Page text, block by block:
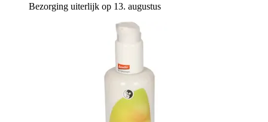
Bezorging uiterlijk op 13. augustus